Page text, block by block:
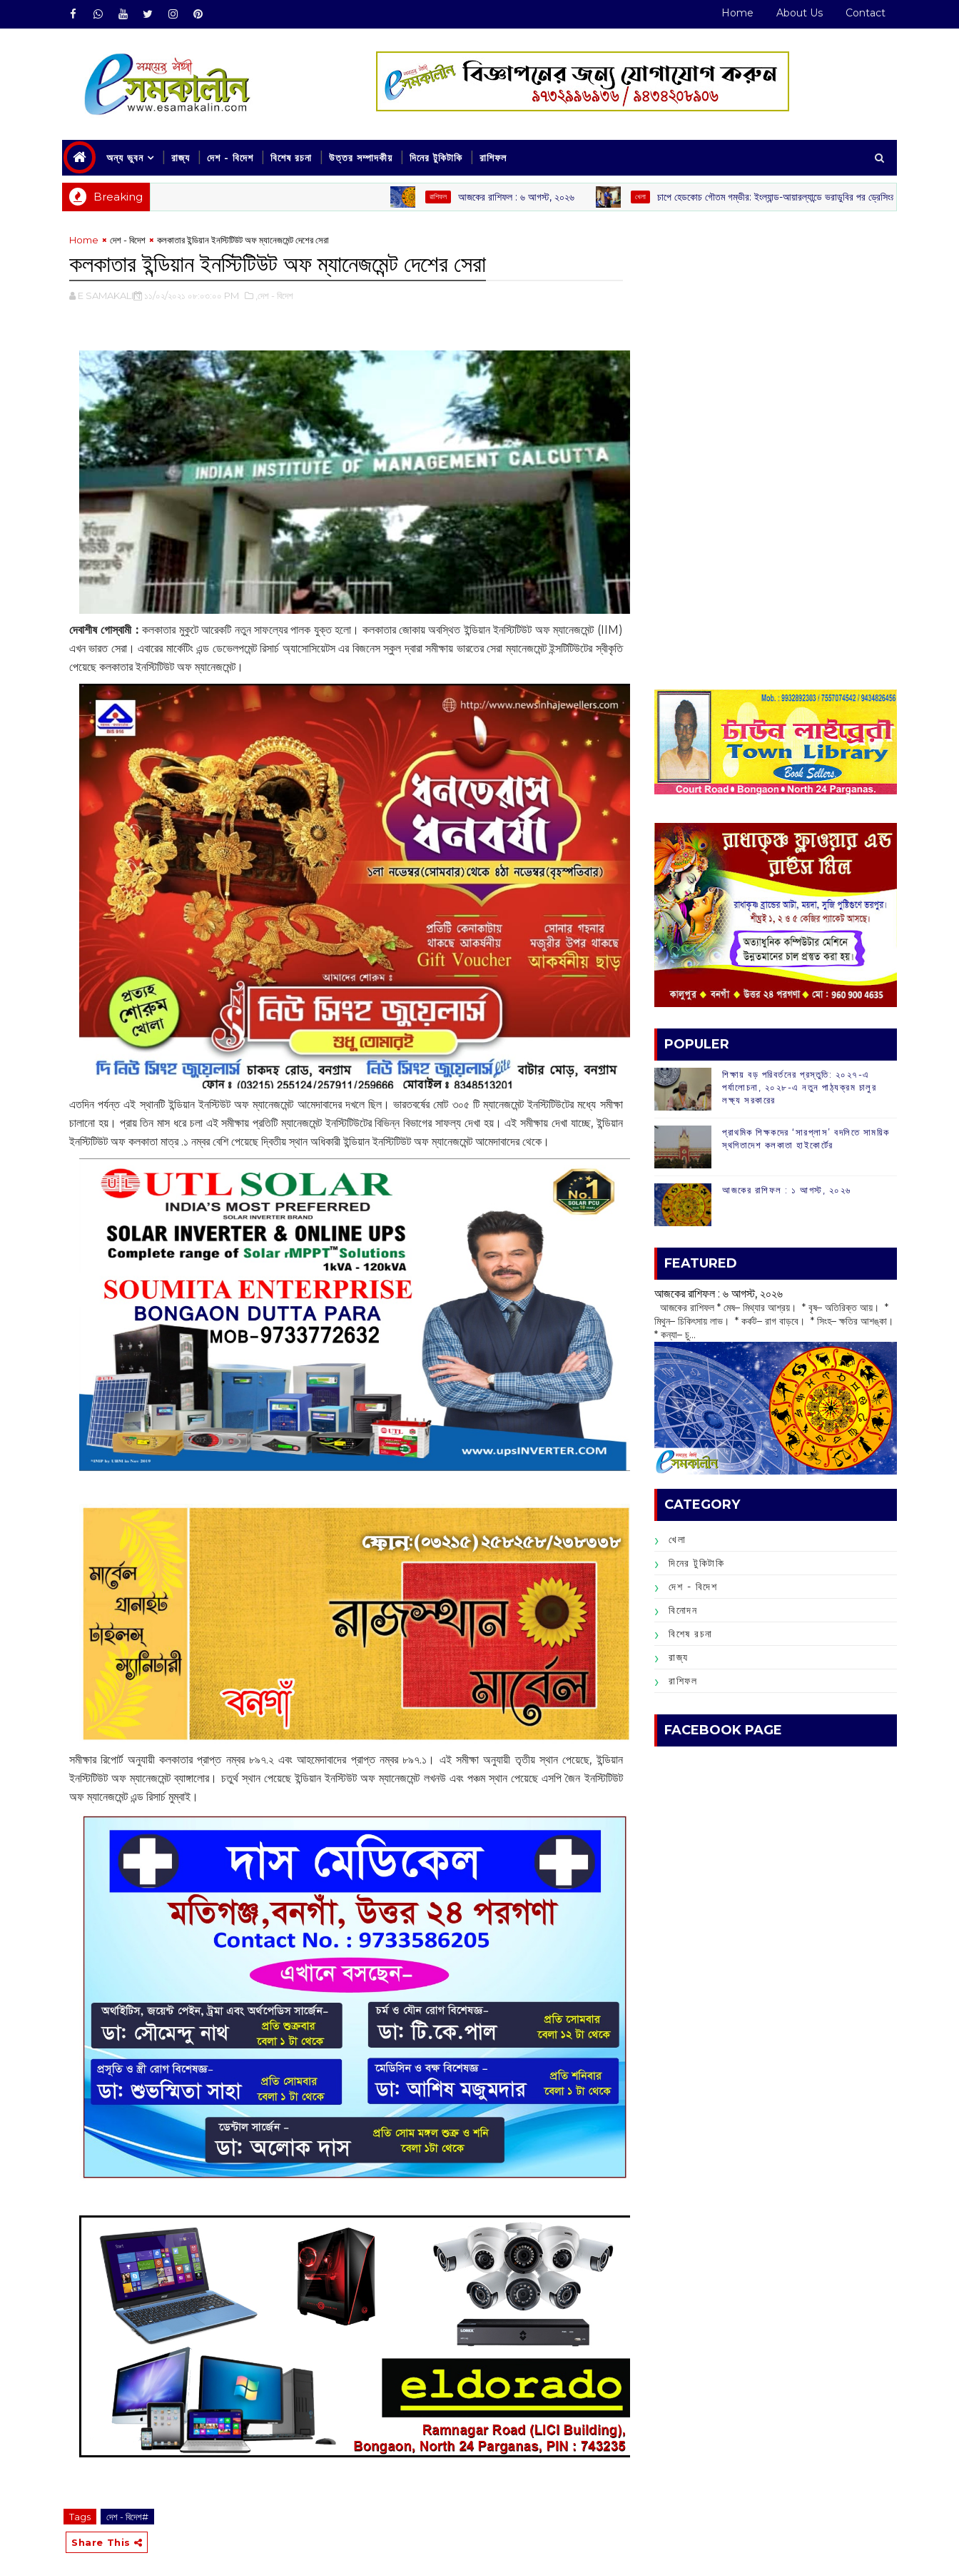
Home About Us Contact
অন্য ভুবন রাজ্য দেশ - বিদেশ বিশেষ রচনা উত্তর সম্পাদকীয় দিনের টুকিটাকি রাশিফল
Breaking আজকের রাশিফল :‌ ‌‌৬ আগস্ট, ২০২৬ খেলা চাপে হেডকোচ গৌতম গম্ভীর: ইংল্যান্ড-আয়ারল্যান্ডে ভরাডুবির পর ড্রেসিংরুমে ক্ষোভ ও অনিশ্চয়তায় ভারতীয়
Home দেশ - বিদেশ কলকাতার ইন্ডিয়ান ইনস্টিটিউট অফ ম্যানেজমেন্ট দেশের সেরা
কলকাতার ইন্ডিয়ান ইনস্টিটিউট অফ ম্যানেজমেন্ট দেশের সেরা
E SAMAKALIN ১১/০২/২০২১ ০৮:০৩:০০ PM ,দেশ - বিদেশ
দেবাশীষ গোস্বামী : ‌কলকাতার মুকুটে আরেকটি ‌নতুন সাফল্যের পালক যুক্ত হলো। কলকাতার জোকায় অবস্থিত ইন্ডিয়ান ইনস্টিটিউট অফ ম্যানেজমেন্ট (‌IIM)
এখন ভারত সেরা। এবারের মার্কেটিং এন্ড ডেভেলপমেন্ট রিসার্চ অ্যাসোসিয়েটস এর বিজনেস স্কুল দ্বারা সমীক্ষায় ভারতের সেরা ম্যানেজমেন্ট ইন্সটিটিউটের স্বীকৃতি
পেয়েছে কলকাতার ইনস্টিটিউট অফ ম্যানেজমেন্ট।
এতদিন পর্যন্ত এই স্থানটি ইন্ডিয়ান ইনস্টিউট অফ ম্যানেজমেন্ট আমেদাবাদের দখলে ছিল। ভারতবর্ষের মোট ৩০৫ টি ম্যানেজমেন্ট ইনস্টিটিউটের মধ্যে সমীক্ষা
চালানো হয়। প্রায় তিন মাস ধরে চলা এই সমীক্ষায় প্রতিটি ম্যানেজমেন্ট ইনস্টিটিউটের বিভিন্ন বিভাগের সাফল্য দেখা হয়। এই সমীক্ষায় দেখা যাচ্ছে, ইন্ডিয়ান
ইনস্টিটিউট অফ কলকাতা মাত্র .১ নম্বর বেশি পেয়েছে দ্বিতীয় স্থান অধিকারী ইন্ডিয়ান ইনস্টিটিউট অফ ম্যানেজমেন্ট আমেদাবাদের থেকে।
সমীক্ষার রিপোর্ট অনুযায়ী কলকাতার প্রাপ্ত নম্বর ৮৯৭.২ এবং আহমেদাবাদের প্রাপ্ত নম্বর ৮৯৭.১। এই সমীক্ষা অনুযায়ী তৃতীয় স্থান পেয়েছে, ইন্ডিয়ান
ইনস্টিটিউট অফ ম্যানেজমেন্ট ব্যাঙ্গালোর। চতুর্থ স্থান পেয়েছে ইন্ডিয়ান ইনস্টিউট অফ ম্যানেজমেন্ট লখনউ এবং পঞ্চম স্থান পেয়েছে এসপি জৈন ইনস্টিটিউট
অফ ম্যানেজমেন্ট এন্ড রিসার্চ মুম্বাই।
Tags দেশ - বিদেশ#
Share This
POPULER
শিক্ষায় বড় পরিবর্তনের প্রস্তুতি: ২০২৭-এ
পর্যালোচনা, ২০২৮-এ নতুন পাঠ্যক্রম চালুর
লক্ষ্য সরকারের
প্রাথমিক শিক্ষকদের ‘সারপ্লাস’ বদলিতে সাময়িক
স্থগিতাদেশ কলকাতা হাইকোর্টের
আজকের রাশিফল :‌ ‌‌১ আগস্ট, ২০২৬
FEATURED
আজকের রাশিফল :‌ ‌‌৬ আগস্ট, ২০২৬
‌ আজকের রাশিফল * মেষ– মিথ্যার আশ্রয়। * বৃষ– অতিরিক্ত আয়। *
মিথুন– চিকিৎসায় লাভ। * কর্কট– রাগ বাড়বে। * সিংহ– ক্ষতির আশঙ্কা।
* কন্যা– চু...
CATEGORY
খেলা
দিনের টুকিটাকি
দেশ - বিদেশ
বিনোদন
বিশেষ রচনা
রাজ্য
রাশিফল
FACEBOOK PAGE